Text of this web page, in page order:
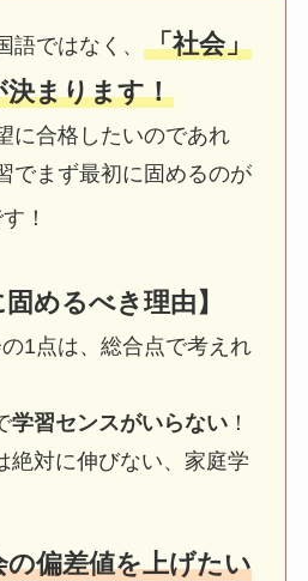
語ではなく、「社会」
決まります！
に合格したいのであれ
でまず最初に固めるのが
！
固めるべき理由】
1点は、総合点で考えれ
学習センスがいらない ！
絶対に伸びない、家庭学
の偏差値を上げたい